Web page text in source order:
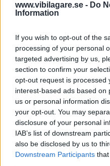
www.vibilagare.se - Do
Information
If you wish to opt-out of the
processing of your personal
targeted advertising by us,
section to confirm your
opt-out request is processed
interest-based ads based on
us or personal information
your opt-out. You may
disclosure of your personal
IAB’s list of downstream
also be disclosed by us to
Downstream Participants
Mercedes har upptäckt
Bilar med 48-volts
monterad jordningspunkt.
för brand.
Globalt omfattas 75 000
bilar som ska återkallas är
– Vi vet i nuläget inte om vi
berörs. Om det är så
av oss, säger Steffen
Åtgärden liknar en annan